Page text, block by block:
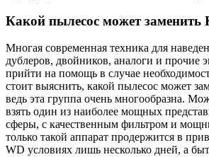
Какой пылесос может заменить
Многая современная техника для
дублеров, двойников, аналоги и прочие
прийти на помощь в случае
стоит выяснить, какой пылесос может
ведь эта группа очень многообразна.
взять один из наиболее мощных
сферы, с качественным фильтром и
только такой аппарат продержится в
WD условиях лишь несколько дней, а